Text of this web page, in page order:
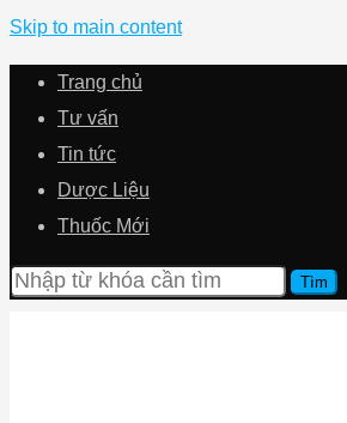
Skip to main content
Trang chủ
Tư vấn
Tin tức
Dược Liệu
Thuốc Mới